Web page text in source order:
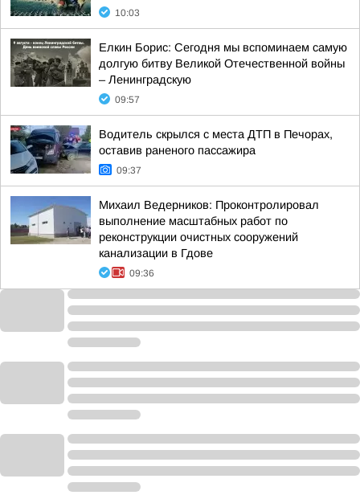
10:03
Елкин Борис: Сегодня мы вспоминаем самую
долгую битву Великой Отечественной войны
– Ленинградскую
09:57
Водитель скрылся с места ДТП в Печорах,
оставив раненого пассажира
09:37
Михаил Ведерников: Проконтролировал
выполнение масштабных работ по
реконструкции очистных сооружений
канализации в Гдове
09:36